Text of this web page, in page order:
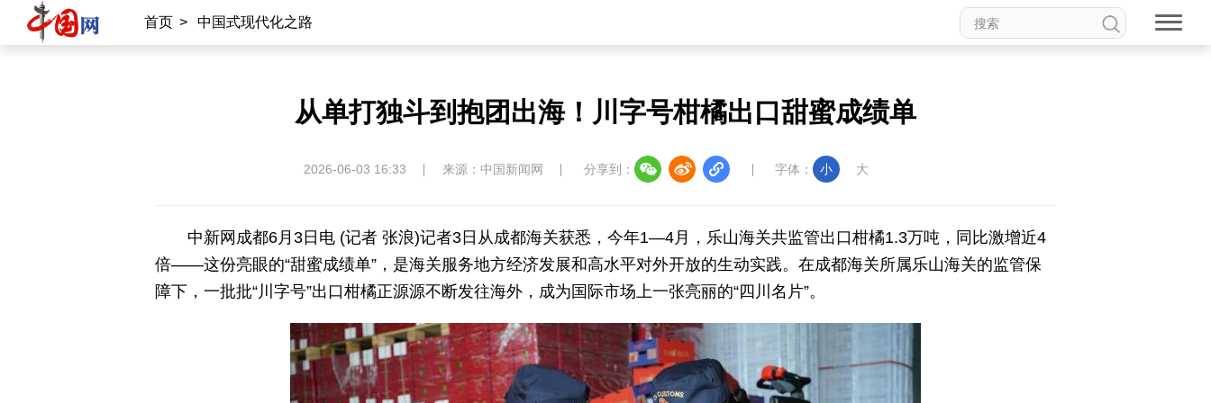
首页 > 中国式现代化之路
从单打独斗到抱团出海！川字号柑橘出口甜蜜成绩单
2026-06-03 16:33 来源：中国新闻网 分享到： 字体： 小 大
中新网成都6月3日电 (记者 张浪)记者3日从成都海关获悉，今年1—4月，乐山海关共监管出口柑橘1.3万吨，同比激增近4
倍——这份亮眼的“甜蜜成绩单”，是海关服务地方经济发展和高水平对外开放的生动实践。在成都海关所属乐山海关的监管保
障下，一批批“川字号”出口柑橘正源源不断发往海外，成为国际市场上一张亮丽的“四川名片”。